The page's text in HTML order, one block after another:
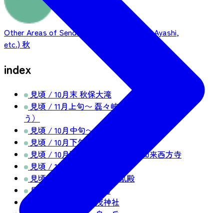
Other Areas of Sendai (Izumi, Nagamachi, Ayashi,
etc.)秋
index
見頃 / 10月末 秋保大滝
見頃 / 11月上旬〜 磊々峡（らいらいきょ
う）
見頃 / 10月中旬〜 二口峡谷
見頃 / 10月下旬 鳳鳴四十八滝
見頃 / 10月下旬〜11月上旬 定義如来西方寺
見頃 / 11月中旬 定禅寺通
見頃 / 11月中旬〜下旬 瑞鳳殿
見頃 / 11月中旬 西公園
見頃 / 10月下旬 賀茂神社